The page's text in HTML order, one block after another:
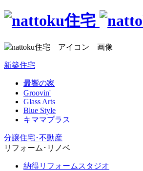
新築住宅
最響の家
Groovin'
Glass Arts
Blue Style
キママプラス
分譲住宅･不動産
リフォーム･リノベ
納得リフォームスタジオ